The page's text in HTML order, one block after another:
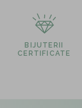
BIJUTERII
CERTIFICATE